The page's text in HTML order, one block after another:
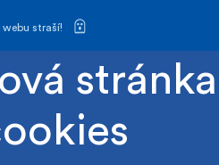
straší!
stránka